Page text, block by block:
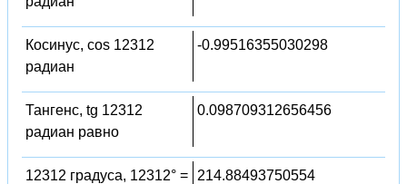
Косинус, cos 12312
радиан
-0.99516355030298
Тангенс, tg 12312
радиан равно
0.098709312656456
12312 градуса, 12312° =
214.88493750554